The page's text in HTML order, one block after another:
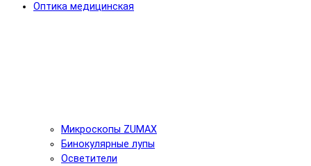
Оптика медицинская
Микроскопы ZUMAX
Бинокулярные лупы
Осветители